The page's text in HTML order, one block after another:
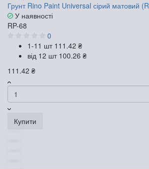
Грунт Rino Paint Universal сірий матовий
У наявності
RP-68
0
1-11 шт 111.42 ₴
від 12 шт 100.26 ₴
111.42 ₴
Купити